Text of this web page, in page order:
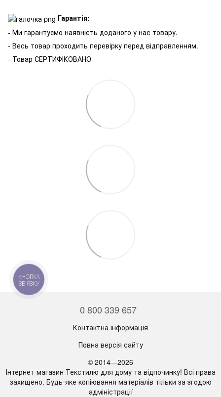
Гарантія:
- Ми гарантуємо наявність доданого у нас товару.
- Весь товар проходить перевірку перед відправленням.
- Товар СЕРТИФІКОВАНО
0 800 339 657
Контактна інформація
Повна версія сайту
© 2014—2026
Інтернет магазин Текстилю для дому та відпочинку! Всі права
захищено. Будь-яке копіювання матеріалів тільки за згодою
адміністрації
КНОПКА
ЗВ'ЯЗКУ